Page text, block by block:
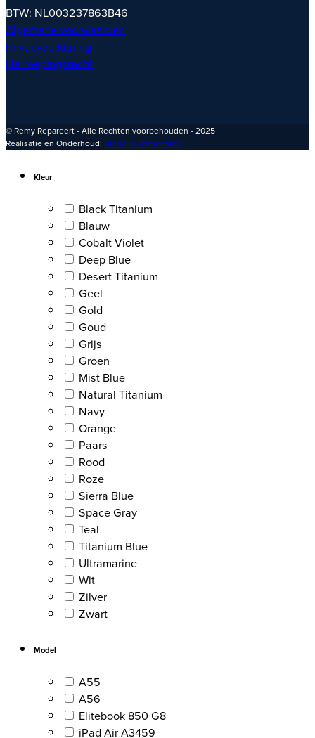
BTW: NL003237863B46
Algemene voorwaarden
Privacyverklaring
Herroepingsrecht
© Remy Repareert - Alle Rechten voorbehouden - 2025
Realisatie en Onderhoud: Brand in Webdesign
Kleur
Black Titanium
Blauw
Cobalt Violet
Deep Blue
Desert Titanium
Geel
Gold
Goud
Grijs
Groen
Mist Blue
Natural Titanium
Navy
Orange
Paars
Rood
Roze
Sierra Blue
Space Gray
Teal
Titanium Blue
Ultramarine
Wit
Zilver
Zwart
Model
A55
A56
Elitebook 850 G8
iPad Air A3459